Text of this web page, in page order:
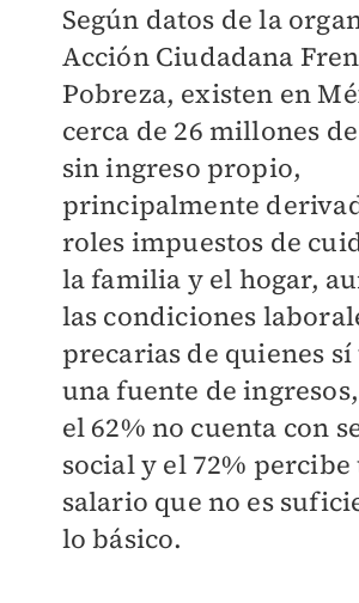
Según datos de la
Acción Ciudadana
Pobreza, existen en
cerca de 26 millones
sin ingreso propio,
principalmente
roles impuestos de
la familia y el hogar,
las condiciones
precarias de quienes
una fuente de
el 62% no cuenta con
social y el 72% percibe
salario que no es
lo básico.